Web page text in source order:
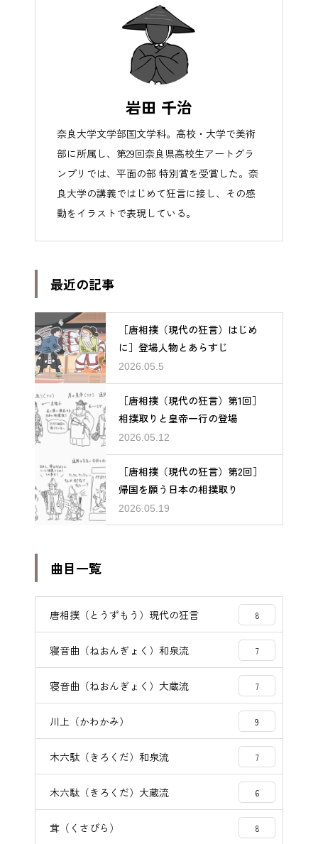
岩田 千治
奈良大学文学部国文学科。高校・大学で美術
部に所属し、第29回奈良県高校生アートグラ
ンプリでは、平面の部 特別賞を受賞した。奈
良大学の講義ではじめて狂言に接し、その感
動をイラストで表現している。
最近の記事
［唐相撲（現代の狂言）はじめ
に］登場人物とあらすじ
2026.05.5
［唐相撲（現代の狂言）第1回］
相撲取りと皇帝一行の登場
2026.05.12
［唐相撲（現代の狂言）第2回］
帰国を願う日本の相撲取り
2026.05.19
曲目一覧
唐相撲（とうずもう）現代の狂言 8
寝音曲（ねおんぎょく）和泉流 7
寝音曲（ねおんぎょく）大蔵流 7
川上（かわかみ） 9
木六駄（きろくだ）和泉流 7
木六駄（きろくだ）大蔵流 6
茸（くさびら） 8